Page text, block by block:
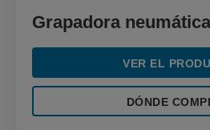
Grapadora
VER EL
DÓNDE